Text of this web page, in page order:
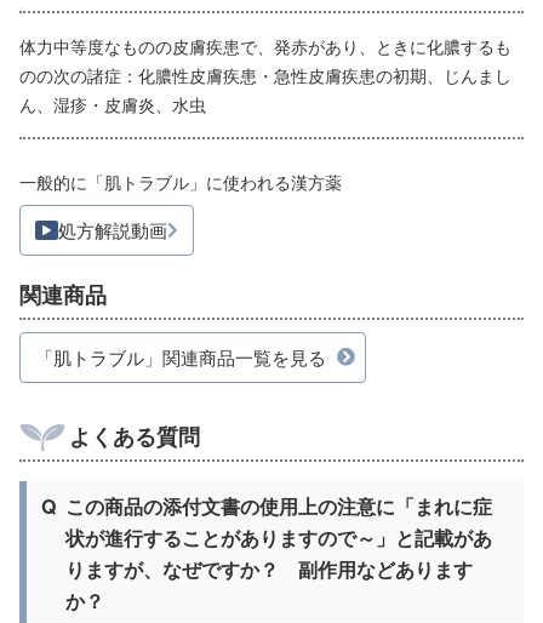
体力中等度なものの皮膚疾患で、発赤があり、ときに化膿するも
のの次の諸症：化膿性皮膚疾患・急性皮膚疾患の初期、じんまし
ん、湿疹・皮膚炎、水虫
一般的に「肌トラブル」に使われる漢方薬
処方解説動画
関連商品
「肌トラブル」関連商品一覧を見る
よくある質問
Q この商品の添付文書の使用上の注意に「まれに症
状が進行することがありますので～」と記載があ
りますが、なぜですか？ 副作用などあります
か？